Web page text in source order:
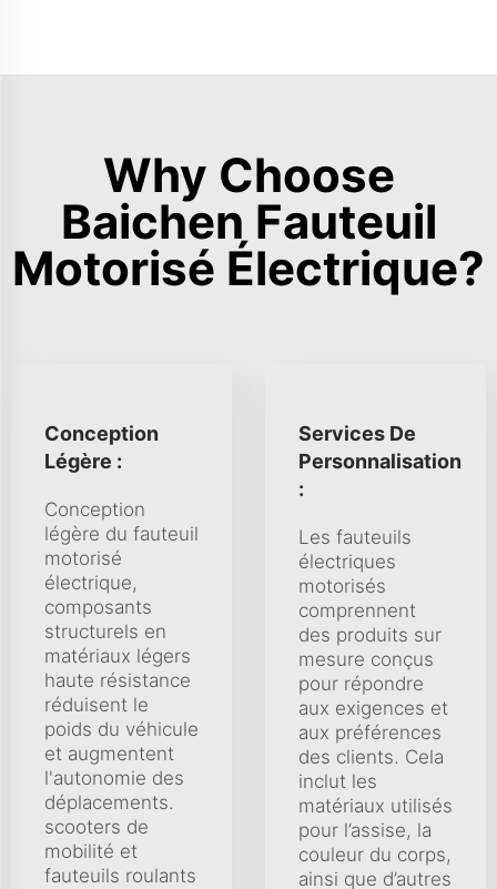
Why Choose
Baichen Fauteuil
Motorisé Électrique?
Conception
Légère :
Conception
légère du fauteuil
motorisé
électrique,
composants
structurels en
matériaux légers
haute résistance
réduisent le
poids du véhicule
et augmentent
l'autonomie des
déplacements.
scooters de
mobilité et
fauteuils roulants
Services De
Personnalisation
:
Les fauteuils
électriques
motorisés
comprennent
des produits sur
mesure conçus
pour répondre
aux exigences et
aux préférences
des clients. Cela
inclut les
matériaux utilisés
pour l’assise, la
couleur du corps,
ainsi que d’autres